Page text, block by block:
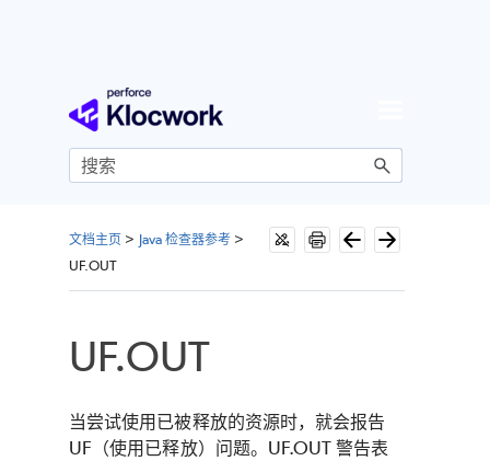
跳到主内容
文档主页 > Java 检查器参考 >
UF.OUT
UF.OUT
当尝试使用已被释放的资源时，就会报告
UF（使用已释放）问题。UF.OUT 警告表